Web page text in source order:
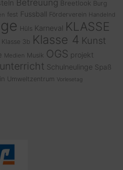
Betreuung Breetlook Burg
fest Fussball Förderverein
Handelnd
Hüls Karneval KLASSE
Klasse 3b Klasse 4 Kunst
Medien Musik OGS projekt
Schulneulinge Spaß
Umweltzentrum Vorlesetag